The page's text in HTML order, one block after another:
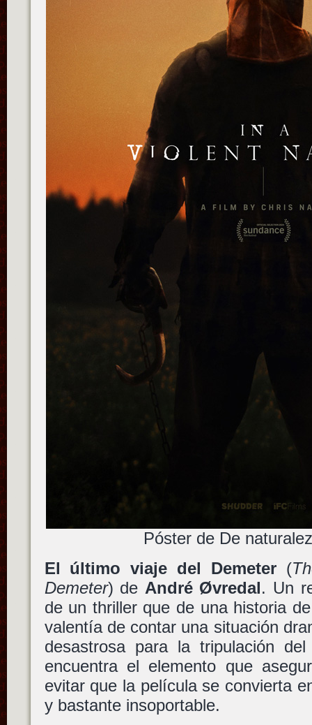
Póster de De
El último viaje del Demeter (
Demeter) de André Øvredal. Un
de un thriller que de una historia
valentía de contar una situación
desastrosa para la tripulación
encuentra el elemento que
evitar que la película se convierta
y bastante insoportable.